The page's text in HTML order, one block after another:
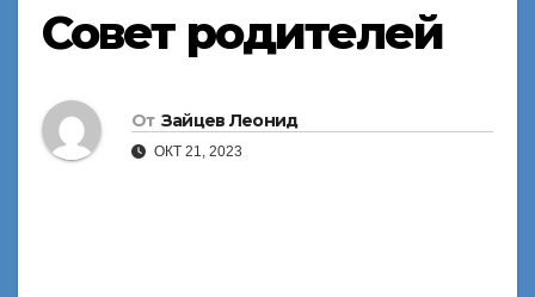
Совет родителей
От Зайцев Леонид
ОКТ 21, 2023